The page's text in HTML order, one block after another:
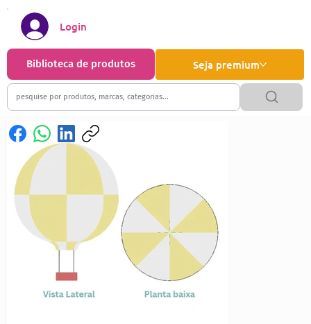
Seja premium
Biblioteca de produtos
Login